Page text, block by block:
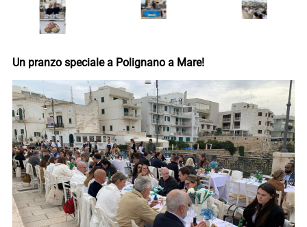
Un pranzo speciale a Polignano a Mare!